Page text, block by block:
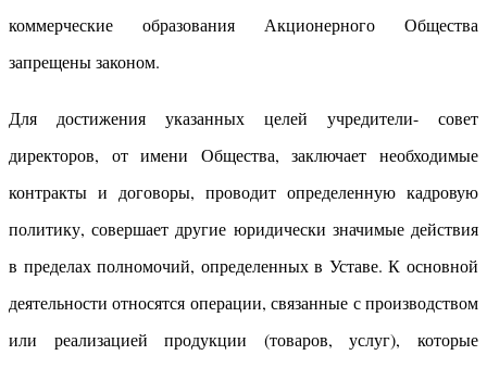
коммерческие образования Акционерного Общества
запрещены законом.
Для достижения указанных целей учредители- совет
директоров, от имени Общества, заключает необходимые
контракты и договоры, проводит определенную кадровую
политику, совершает другие юридически значимые действия
в пределах полномочий, определенных в Уставе. К основной
деятельности относятся операции, связанные с производством
или реализацией продукции (товаров, услуг), которые